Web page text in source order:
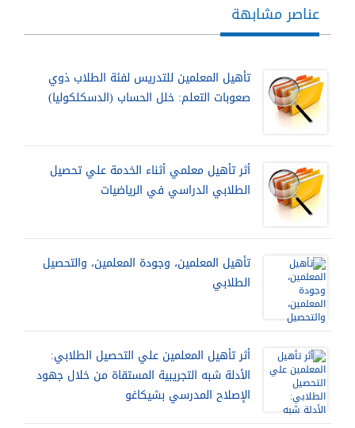
عناصر مشابهة
تأهيل المعلمين للتدريس لفئة الطلاب ذوي
صعوبات التعلم: خلل الحساب (الدسكلكوليا)
أثر تأهيل معلمي أثناء الخدمة علي تحصيل
الطلابي الدراسي في الرياضيات
تأهيل المعلمين، وجودة المعلمين، والتحصيل
الطلابي
أثر تأهيل المعلمين علي التحصيل الطلابي:
الأدلة شبه التجريبية المستقاة من خلال جهود
الإصلاح المدرسي بشيكاغو